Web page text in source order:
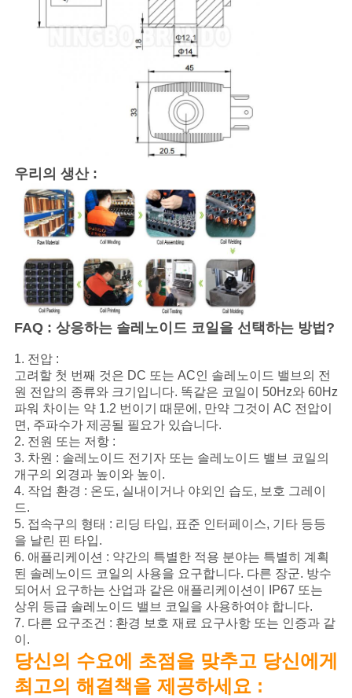
보
우리의 생산 :
FAQ : 상응하는 솔레노이드 코일을 선택하는 방법?
1. 전압 :
고려할 첫 번째 것은 DC 또는 AC인 솔레노이드 밸브의 전
원 전압의 종류와 크기입니다. 똑같은 코일이 50Hz와 60Hz
파워 차이는 약 1.2 번이기 때문에, 만약 그것이 AC 전압이
면, 주파수가 제공될 필요가 있습니다.
2. 전원 또는 저항 :
3. 차원 : 솔레노이드 전기자 또는 솔레노이드 밸브 코일의
개구의 외경과 높이와 높이.
4. 작업 환경 : 온도, 실내이거나 야외인 습도, 보호 그레이
드.
5. 접속구의 형태 : 리딩 타입, 표준 인터페이스, 기타 등등
을 날린 핀 타입.
6. 애플리케이션 : 약간의 특별한 적용 분야는 특별히 계획
된 솔레노이드 코일의 사용을 요구합니다. 다른 장군. 방수
되어서 요구하는 산업과 같은 애플리케이션이 IP67 또는
상위 등급 솔레노이드 밸브 코일을 사용하여야 합니다.
7. 다른 요구조건 : 환경 보호 재료 요구사항 또는 인증과 같
이.
당신의 수요에 초점을 맞추고 당신에게
최고의 해결책을 제공하세요 :